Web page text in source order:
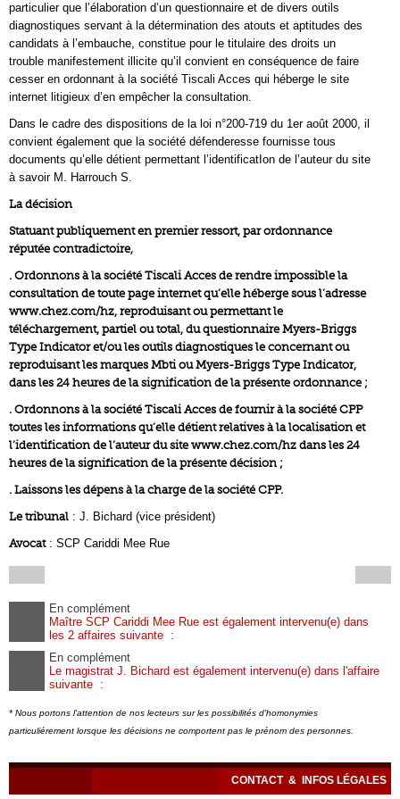
particulier que l’élaboration d’un questionnaire et de divers outils
diagnostiques servant à la détermination des atouts et aptitudes des
candidats à l’embauche, constitue pour le titulaire des droits un
trouble manifestement illicite qu’il convient en conséquence de faire
cesser en ordonnant à la société Tiscali Acces qui héberge le site
internet litigieux d’en empêcher la consultation.
Dans le cadre des dispositions de la loi n°200-719 du 1er août 2000, il
convient également que la société défenderesse fournisse tous
documents qu’elle détient permettant l’identificatIon de l’auteur du site
à savoir M. Harrouch S.
La décision
Statuant publiquement en premier ressort, par ordonnance
réputée contradictoire,
. Ordonnons à la société Tiscali Acces de rendre impossible la
consultation de toute page internet qu’elle héberge sous l’adresse
www.chez.com/hz, reproduisant ou permettant le
téléchargement, partiel ou total, du questionnaire Myers-Briggs
Type Indicator et/ou les outils diagnostiques le concernant ou
reproduisant les marques Mbti ou Myers-Briggs Type Indicator,
dans les 24 heures de la signification de la présente ordonnance ;
. Ordonnons à la société Tiscali Acces de fournir à la société CPP
toutes les informations qu’elle détient relatives à la localisation et
l’identification de l’auteur du site www.chez.com/hz dans les 24
heures de la signification de la présente décision ;
. Laissons les dépens à la charge de la société CPP.
Le tribunal : J. Bichard (vice président)
Avocat: SCP Cariddi Mee Rue
En complément
Maître SCP Cariddi Mee Rue est également intervenu(e) dans
les 2 affaires suivante :
En complément
Le magistrat J. Bichard est également intervenu(e) dans l'affaire
suivante :
* Nous portons l'attention de nos lecteurs sur les possibilités d'homonymies
particuliérement lorsque les décisions ne comportent pas le prénom des personnes.
CONTACT & INFOS LÉGALES